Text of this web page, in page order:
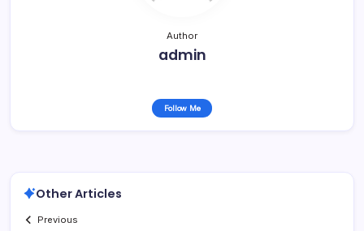
Author
admin
Follow Me
Other Articles
Previous